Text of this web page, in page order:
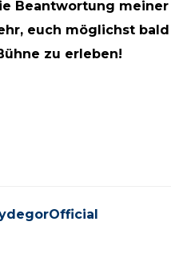
Beantwortung meiner
euch möglichst bald
zu erleben!